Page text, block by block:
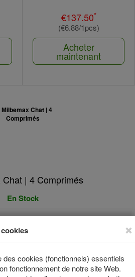
€137.50*
(€6.88/1pcs)
Acheter
maintenant
Chat | 4 Comprimés
En Stock
*
(€7.42/1pcs)